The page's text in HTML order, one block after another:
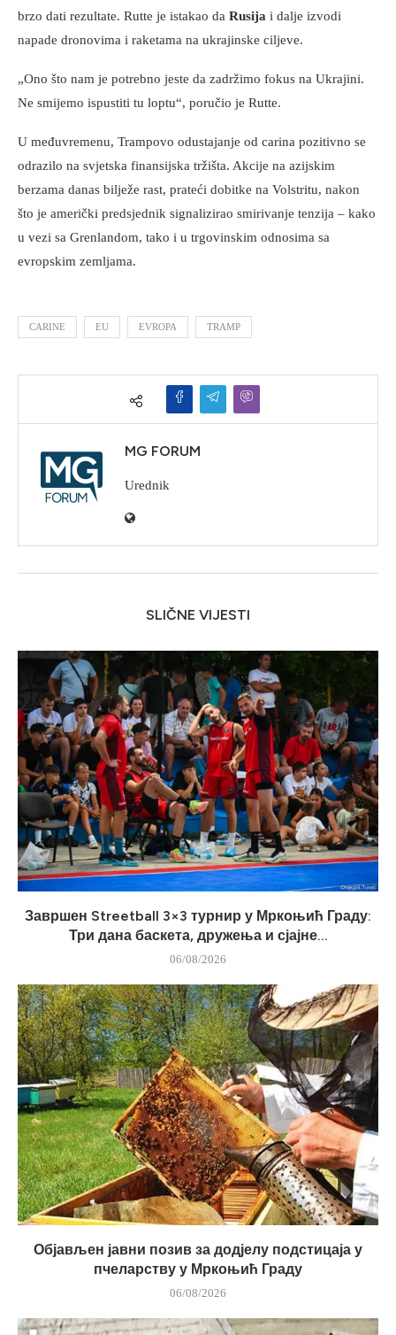
brzo dati rezultate. Rutte je istakao da Rusija i dalje izvodi
napade dronovima i raketama na ukrajinske ciljeve.
„Ono što nam je potrebno jeste da zadržimo fokus na Ukrajini.
Ne smijemo ispustiti tu loptu“, poručio je Rutte.
U međuvremenu, Trampovo odustajanje od carina pozitivno se
odrazilo na svjetska finansijska tržišta. Akcije na azijskim
berzama danas bilježe rast, prateći dobitke na Volstritu, nakon
što je američki predsjednik signalizirao smirivanje tenzija – kako
u vezi sa Grenlandom, tako i u trgovinskim odnosima sa
evropskim zemljama.
CARINE EU EVROPA TRAMP
MG FORUM
Urednik
SLIČNE VIJESTI
Завршен Streetball 3×3 турнир у Мркоњић Граду:
Три дана баскета, дружења и сјајне...
06/08/2026
Објављен јавни позив за додјелу подстицаја у
пчеларству у Мркоњић Граду
06/08/2026